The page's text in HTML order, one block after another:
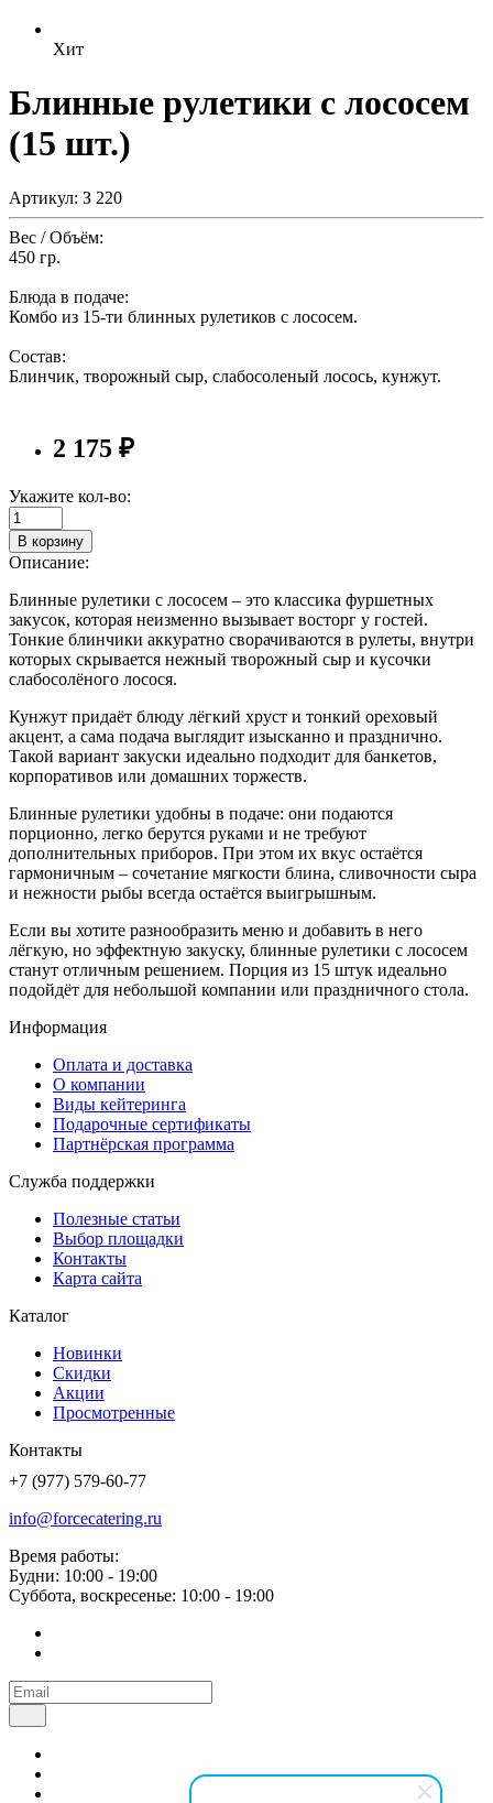
Хит
Блинные рулетики с лососем
(15 шт.)
Артикул: З 220
Вес / Объём:
450 гр.
Блюда в подаче:
Комбо из 15-ти блинных рулетиков с лососем.
Состав:
Блинчик, творожный сыр, слабосоленый лосось, кунжут.
2 175 ₽
Укажите кол-во:
В корзину
Описание:
Блинные рулетики с лососем – это классика фуршетных
закусок, которая неизменно вызывает восторг у гостей.
Тонкие блинчики аккуратно сворачиваются в рулеты, внутри
которых скрывается нежный творожный сыр и кусочки
слабосолёного лосося.
Кунжут придаёт блюду лёгкий хруст и тонкий ореховый
акцент, а сама подача выглядит изысканно и празднично.
Такой вариант закуски идеально подходит для банкетов,
корпоративов или домашних торжеств.
Блинные рулетики удобны в подаче: они подаются
порционно, легко берутся руками и не требуют
дополнительных приборов. При этом их вкус остаётся
гармоничным – сочетание мягкости блина, сливочности сыра
и нежности рыбы всегда остаётся выигрышным.
Если вы хотите разнообразить меню и добавить в него
лёгкую, но эффектную закуску, блинные рулетики с лососем
станут отличным решением. Порция из 15 штук идеально
подойдёт для небольшой компании или праздничного стола.
Информация
Оплата и доставка
О компании
Виды кейтеринга
Подарочные сертификаты
Партнёрская программа
Служба поддержки
Полезные статьи
Выбор площадки
Контакты
Карта сайта
Каталог
Новинки
Скидки
Акции
Просмотренные
Контакты
+7 (977) 579-60-77
info@forcecatering.ru
Время работы:
Будни: 10:00 - 19:00
Суббота, воскресенье: 10:00 - 19:00